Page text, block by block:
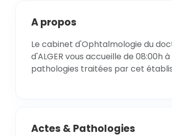
A propos
Le cabinet d'Ophtalmologie du
d'ALGER vous accueille de 08:00h
pathologies traitées par cet
Actes & Pathologies